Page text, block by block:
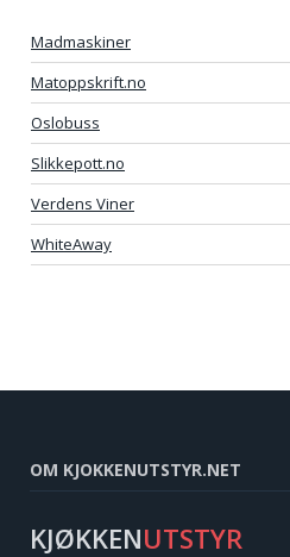
Madmaskiner
Matoppskrift.no
Oslobuss
Slikkepott.no
Verdens Viner
WhiteAway
OM KJOKKENUTSTYR.NET
KJØKKENUTSTYR